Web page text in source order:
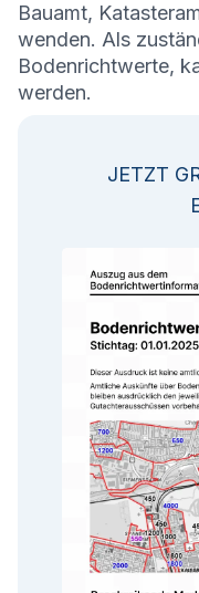
Bauamt,
wenden. Als
Bodenrichtwerte,
werden.
JETZT